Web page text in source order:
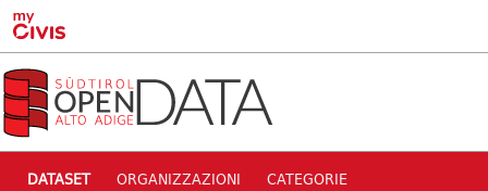
Skip to main content
DATASET ORGANIZZAZIONI CATEGORIE